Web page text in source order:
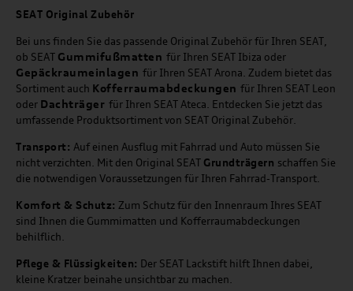
SEAT Original Zubehör
Bei uns finden Sie das passende Original Zubehör für Ihren SEAT,
ob SEAT Gummifußmatten für Ihren SEAT Ibiza oder
Gepäckraumeinlagen für Ihren SEAT Arona. Zudem bietet das
Sortiment auch Kofferraumabdeckungen für Ihren SEAT Leon
oder Dachträger für Ihren SEAT Ateca. Entdecken Sie jetzt das
umfassende Produktsortiment von SEAT Original Zubehör.
Transport: Auf einen Ausflug mit Fahrrad und Auto müssen Sie
nicht verzichten. Mit den Original SEAT Grundträgern schaffen Sie
die notwendigen Voraussetzungen für Ihren Fahrrad-Transport.
Komfort & Schutz: Zum Schutz für den Innenraum Ihres SEAT
sind Ihnen die Gummimatten und Kofferraumabdeckungen
behilflich.
Pflege & Flüssigkeiten: Der SEAT Lackstift hilft Ihnen dabei,
kleine Kratzer beinahe unsichtbar zu machen.